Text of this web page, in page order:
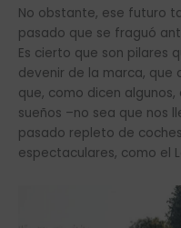
No obstante, ese futuro
pasado que se fraguó
Es cierto que son pilares
devenir de la marca, que
que, como dicen
sueños –no sea que nos
pasado repleto de
espectaculares, como el